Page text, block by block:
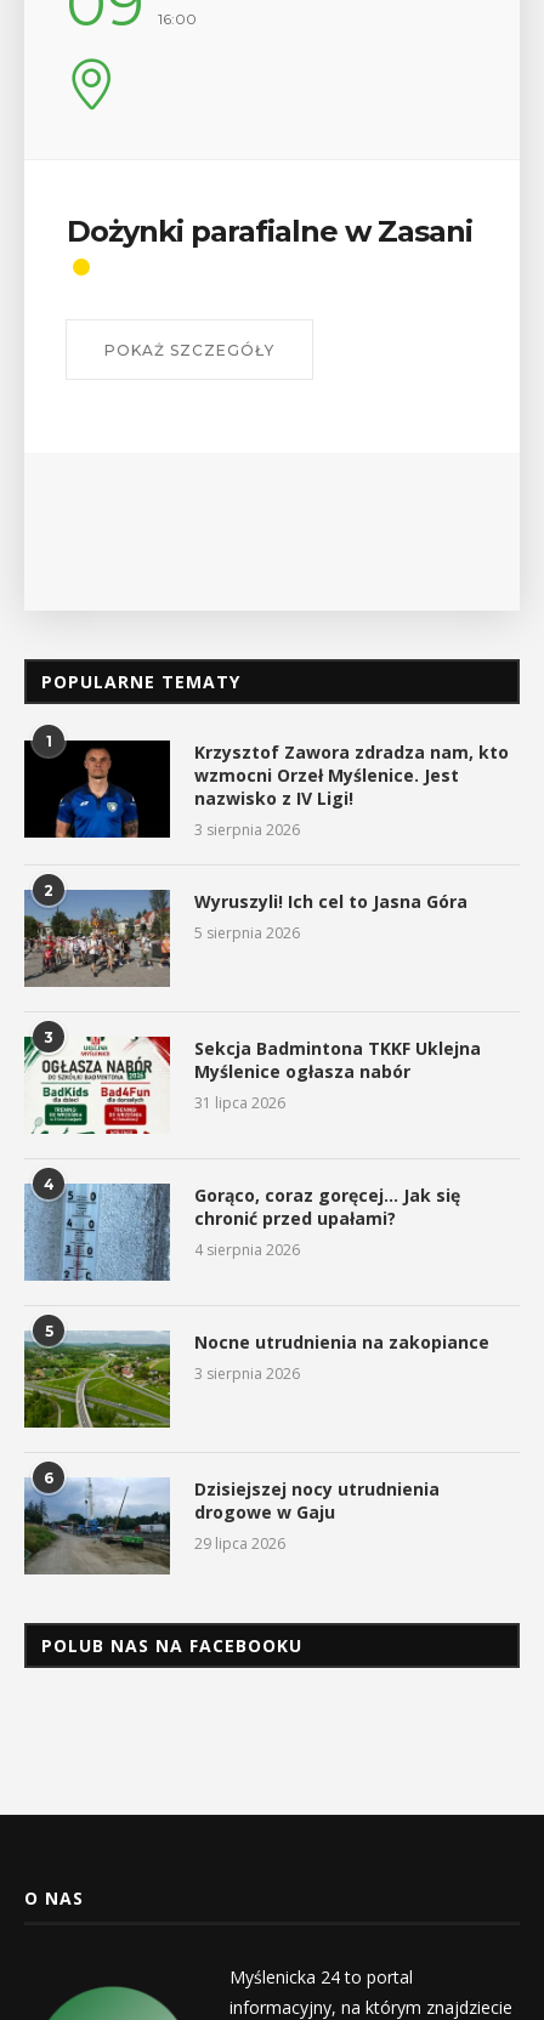
17:00
Wykład „Jak zdobyć
odznaki na myślenickich
W środę 12 sierpnia o godz. 17 w Miejskiej
POPULARNE TEMATY
1
Krzysztof Zawora zdradza nam, kto
wzmocni Orzeł Myślenice. Jest
nazwisko z IV Ligi!
3 sierpnia 2026
2 Wyruszyli! Ich cel to Jasna Góra
5 sierpnia 2026
3
Sekcja Badmintona TKKF Uklejna
Myślenice ogłasza nabór
31 lipca 2026
4
Gorąco, coraz goręcej… Jak się
chronić przed upałami?
4 sierpnia 2026
5 Nocne utrudnienia na zakopiance
3 sierpnia 2026
6
Dzisiejszej nocy utrudnienia
drogowe w Gaju
29 lipca 2026
POLUB NAS NA FACEBOOKU
O NAS
Myślenicka 24 to portal
informacyjny, na którym znajdziecie